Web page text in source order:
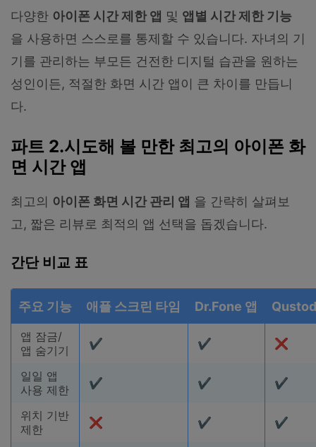
다양한 아이폰 시간 제한 앱 및 앱별 시간 제한 기능
을 사용하면 스스로를 통제할 수 있습니다. 자녀의 기
기를 관리하는 부모든 건전한 디지털 습관을 원하는
성인이든, 적절한 화면 시간 앱이 큰 차이를 만듭니
다.
파트 2.시도해 볼 만한 최고의 아이폰 화
면 시간 앱
최고의 아이폰 화면 시간 관리 앱 을 간략히 살펴보
고, 짧은 리뷰로 최적의 앱 선택을 돕겠습니다.
간단 비교 표
주요 기능 애플 스크린 타임 Dr.Fone 앱
앱 잠금/
앱 숨기기
✔ ✔ ❌
일일 앱
사용 제한
✔ ✔ ✔
위치 기반
제한
❌ ✔ ✔